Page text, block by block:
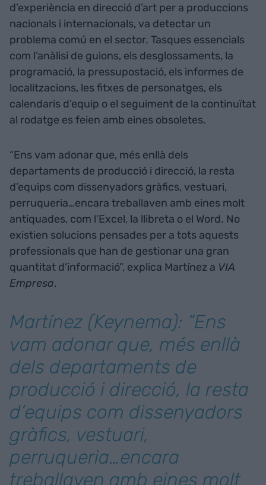
d’experiència en direcció d’art per a produccions
nacionals i internacionals, va detectar un
problema comú en el sector. Tasques essencials
com l’anàlisi de guions, els desglossaments, la
programació, la pressupostació, els informes de
localitzacions, les fitxes de personatges, els
calendaris d’equip o el seguiment de la continuïtat
al rodatge es feien amb eines obsoletes.
“Ens vam adonar que, més enllà dels
departaments de producció i direcció, la resta
d’equips com dissenyadors gràfics, vestuari,
perruqueria…encara treballaven amb eines molt
antiquades, com l’Excel, la llibreta o el Word. No
existien solucions pensades per a tots aquests
professionals que han de gestionar una gran
quantitat d’informació”, explica Martínez a VIA
Empresa.
Martínez (Keynema): “Ens
vam adonar que, més enllà
dels departaments de
producció i direcció, la resta
d’equips com dissenyadors
gràfics, vestuari,
perruqueria…encara
treballaven amb eines molt